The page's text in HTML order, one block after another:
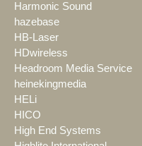
Harmonic Sound
hazebase
HB-Laser
HDwireless
Headroom Media Service
heinekingmedia
HELi
HICO
High End Systems